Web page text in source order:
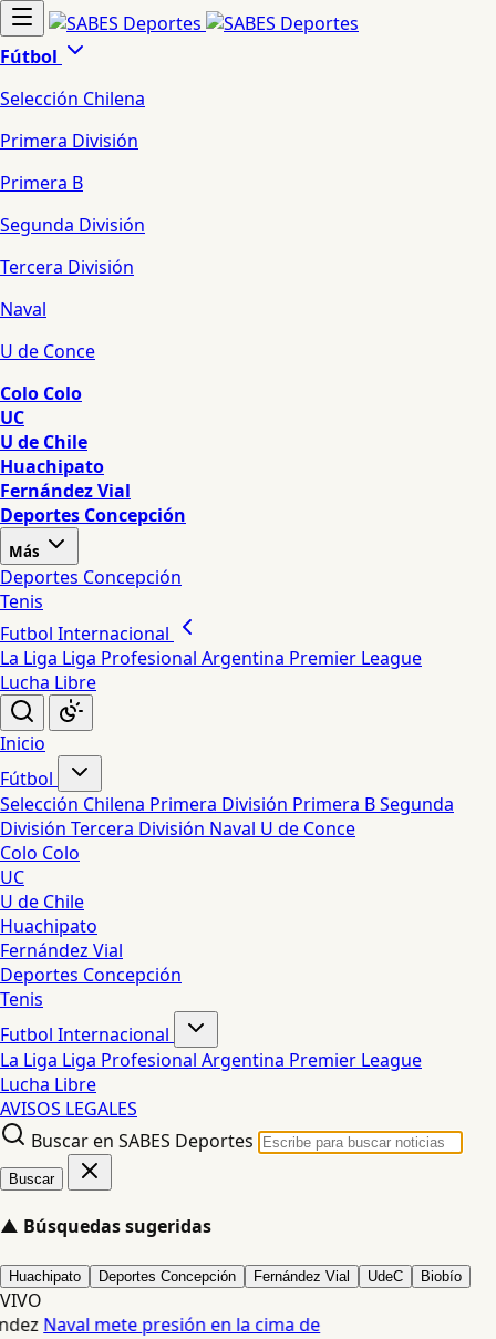
Fútbol
Selección Chilena
Primera División
Primera B
Segunda División
Tercera División
Naval
U de Conce
Colo Colo
UC
U de Chile
Huachipato
Fernández Vial
Deportes Concepción
Más
Deportes Concepción
Tenis
Futbol Internacional
La Liga Liga Profesional Argentina Premier League
Lucha Libre
Inicio
Fútbol
Selección Chilena Primera División Primera BSegunda
División Tercera División Naval U de Conce
Colo Colo
UC
U de Chile
Huachipato
Fernández Vial
Deportes Concepción
Tenis
Futbol Internacional
La Liga Liga Profesional Argentina Premier League
Lucha Libre
AVISOS LEGALES
Buscar en SABES Deportes
Buscar
▲ Búsquedas sugeridas
Huachipato Deportes Concepción Fernández Vial UdeC Biobío
VIVO
Naval mete presión en la cima de